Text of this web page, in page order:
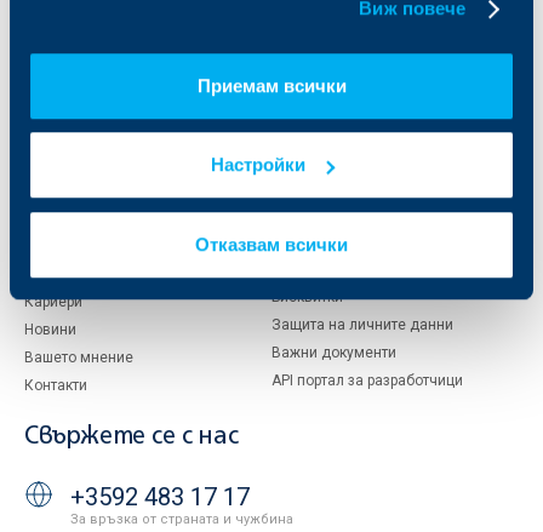
Виж повече
Приемам всички
Настройки
Отказвам всички
Кои сме ние
Управление
Тарифи и общи условия
ОББ Галерия
Кариери
Новини
Вашето мнение
Контакти
ДЗИ
ОББ Интерлийз
ОББ Асет мениджмънт
ОББ Застрахователен брокер
Продажба на имоти
Бисквитки
Защита на личните данни
Важни документи
API портал за разработчици
Свържете се с нас
+3592 483 17 17
За връзка от страната и чужбина